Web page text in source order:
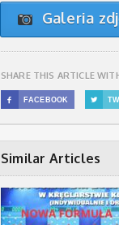
Galeria
SHARE THIS ARTICLE
 FACEBOOK 
Similar Articles